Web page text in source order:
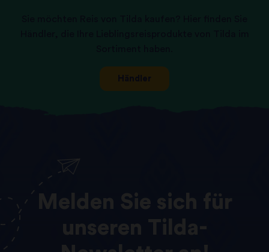
Händler
Melden Sie sich
für
unseren
Tilda-